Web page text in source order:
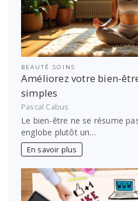
BEAUTÉ SOINS
Améliorez votre bien-
simples
Pascal Cabus
Le bien-être ne se résume
englobe plutôt un…
En savoir plus